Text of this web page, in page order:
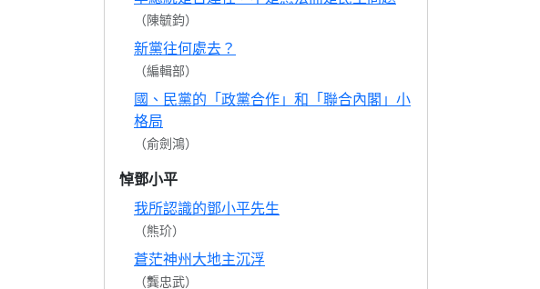
（陳毓鈞）
新黨往何處去？
（編輯部）
國、民黨的「政黨合作」和「聯合內閣」小
格局
（俞劍鴻）
悼鄧小平
我所認識的鄧小平先生
（熊玠）
蒼茫神州大地主沉浮
（龔忠武）